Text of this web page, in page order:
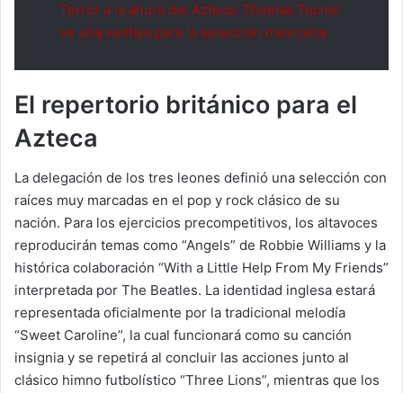
Terror a la altura del Azteca: Thomas Tuchel
ve una ventaja para la selección mexicana
El repertorio británico para el
Azteca
La delegación de los tres leones definió una selección con
raíces muy marcadas en el pop y rock clásico de su
nación. Para los ejercicios precompetitivos, los altavoces
reproducirán temas como “Angels” de Robbie Williams y la
histórica colaboración “With a Little Help From My Friends”
interpretada por The Beatles. La identidad inglesa estará
representada oficialmente por la tradicional melodía
“Sweet Caroline”, la cual funcionará como su canción
insignia y se repetirá al concluir las acciones junto al
clásico himno futbolístico “Three Lions”, mientras que los